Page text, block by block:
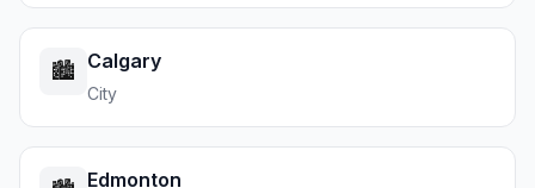
🏙️ Calgary
City
Edmonton